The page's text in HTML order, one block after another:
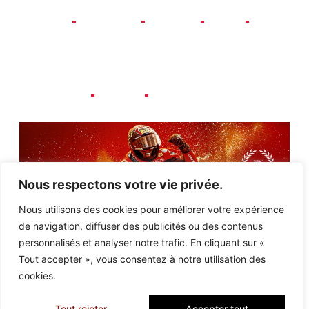
Nous respectons votre vie privée.
Nous utilisons des cookies pour améliorer votre expérience
de navigation, diffuser des publicités ou des contenus
personnalisés et analyser notre trafic. En cliquant sur «
Tout accepter », vous consentez à notre utilisation des
cookies.
Evénements Occasions Contact Emploi